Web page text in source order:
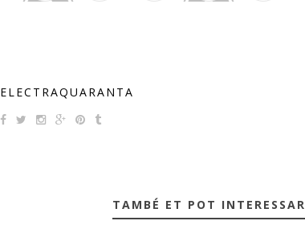
ELECTRAQUARANTA
TAMBÉ ET POT INTERESSAR